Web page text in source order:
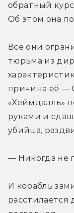
обратный
Об этом она
Все они
тюрьма из
причина её —
«Хеймдалль»
руками и
убийца,
— Никогда не
И корабль
расстилается